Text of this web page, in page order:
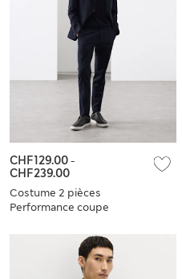
Costume 2 pièces
Performance coupe
extensible
CHF129.00-
CHF239.00